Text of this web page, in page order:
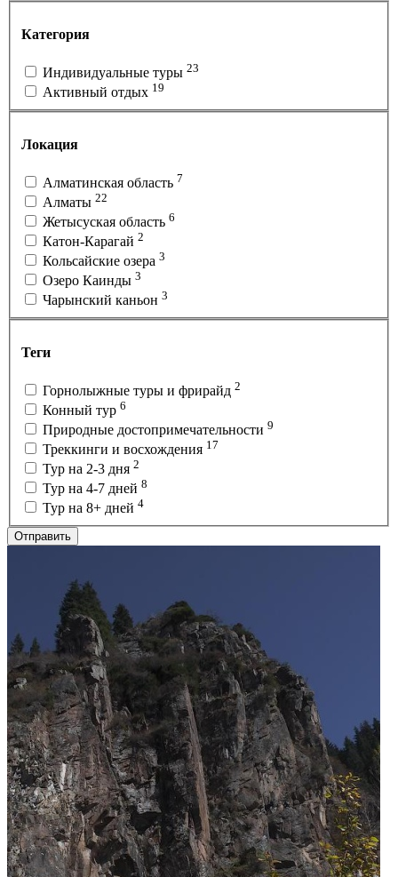
Категория
Индивидуальные туры 23
Активный отдых 19
Локация
Алматинская область 7
Алматы 22
Жетысуская область 6
Катон-Карагай 2
Кольсайские озера 3
Озеро Каинды 3
Чарынский каньон 3
Теги
Горнолыжные туры и фрирайд 2
Конный тур 6
Природные достопримечательности 9
Треккинги и восхождения 17
Тур на 2-3 дня 2
Тур на 4-7 дней 8
Тур на 8+ дней 4
Отправить